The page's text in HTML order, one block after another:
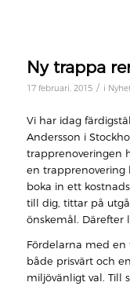
Ny trappa
17 februari, 2015 / i
Vi har idag
Andersson i
trapprenoveringen
en trapprenovering
boka in ett
till dig, tittar på
önskemål. Därefter
Fördelarna med
både prisvärt och
miljövänligt val. Till